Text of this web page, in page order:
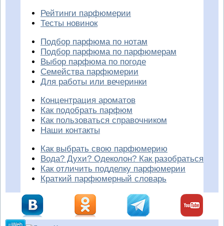
Рейтинги парфюмерии
Тесты новинок
Подбор парфюма по нотам
Подбор парфюма по парфюмерам
Выбор парфюма по погоде
Семейства парфюмерии
Для работы или вечеринки
Концентрация ароматов
Как подобрать парфюм
Как пользоваться справочником
Наши контакты
Как выбрать свою парфюмерию
Вода? Духи? Одеколон? Как разобраться
Как отличить подделку парфюмерии
Краткий парфюмерный словарь